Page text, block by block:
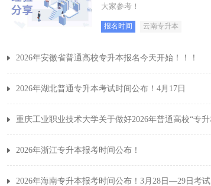
大家参考！
报名时间 云南专升本
2026年安徽省普通高校专升本报名今天开始！！！
2026年湖北普通专升本考试时间公布！4月17日
2026年浙江专升本报考时间公布！
2026年海南专升本报考时间公布！3月28日—29日考试